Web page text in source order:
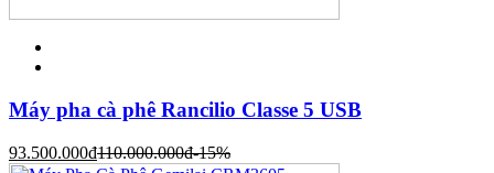
Máy pha cà phê Rancilio Classe 5 USB
93.500.000đ110.000.000đ-15%